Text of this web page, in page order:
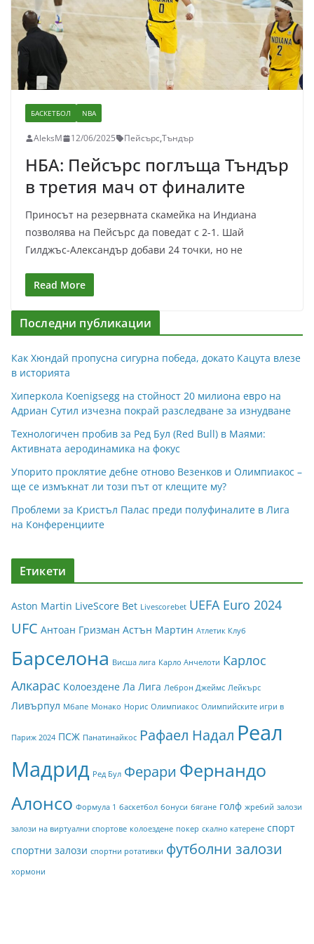
БАСКЕТБОЛ NBA
AleksM 12/06/2025 Пейсърс,Тъндър
НБА: Пейсърс поглъща Тъндър
в третия мач от финалите
Приносът на резервната скамейка на Индиана
позволява на Пейсърс да поведат с 2-1. Шай
Гилджъс-Александър добави 24 точки, но не
Read More
Последни публикации
Как Хюндай пропусна сигурна победа, докато Кацута влезе
в историята
Хиперкола Koenigsegg на стойност 20 милиона евро на
Адриан Сутил изчезна покрай разследване за изнудване
Технологичен пробив за Ред Бул (Red Bull) в Маями:
Активната аеродинамика на фокус
Упорито проклятие дебне отново Везенков и Олимпиакос –
ще се измъкнат ли този път от клещите му?
Проблеми за Кристъл Палас преди полуфиналите в Лига
на Конференциите
Етикети
Aston Martin LiveScore Bet Livescorebet UEFA Euro 2024
UFC Антоан Гризман Астън Мартин Атлетик Клуб
Барселона Висша лига Карло Анчелоти Карлос
Алкарас Колоездене Ла Лига Леброн Джеймс Лейкърс
Ливърпул Мбапе Монако Норис Олимпиакос Олимпийските игри в
Париж 2024 ПСЖ Панатинайкос Рафаел Надал Реал
Мадрид Ред Бул Ферари Фернандо
Алонсо Формула 1 баскетбол бонуси бягане голф жребий залози
залози на виртуални спортове колоездене покер скално катерене спорт
спортни залози спортни ротативки футболни залози
хормони